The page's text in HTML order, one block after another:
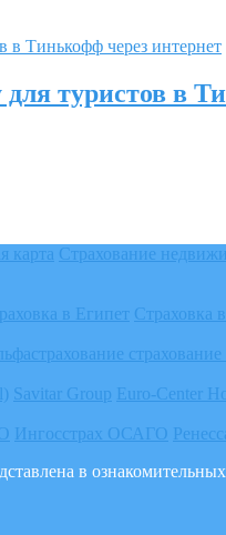
туристов в
карта Страхование
в Египет Страховка
Savitar Group Euro-Center
Ингосстрах ОСАГО
в